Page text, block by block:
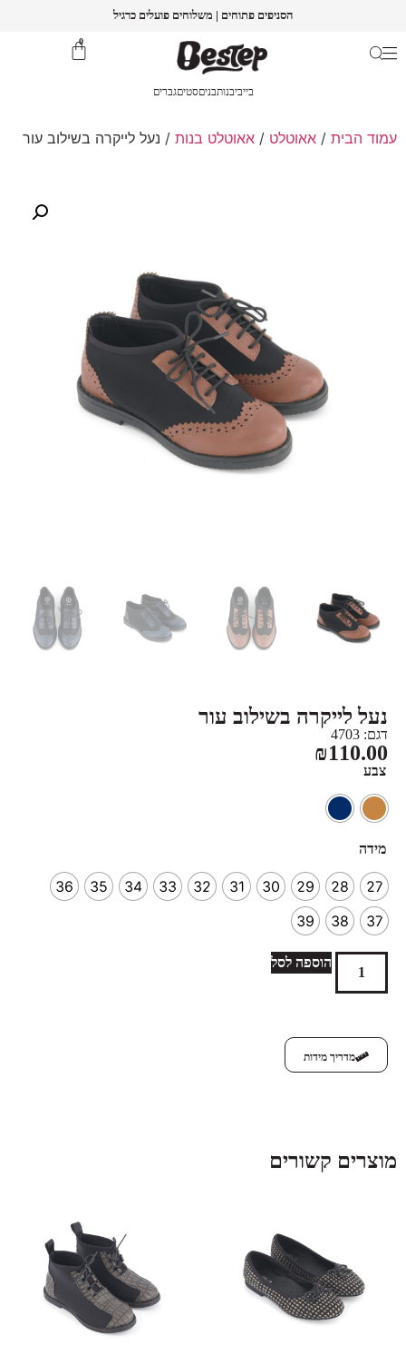
הסניפים פתוחים | משלוחים פועלים כרגיל
0
בייביבנותבניםסטיםגברים
עמוד הבית / אאוטלט / אאוטלט בנות / נעל לייקרה בשילוב עור
נעל לייקרה בשילוב עור
דגם: 4703
₪110.00
צבע
מידה
27
28
29
30
31
32
33
34
35
36
37
38
39
הוספה לסל
מדריך מידות
מוצרים קשורים